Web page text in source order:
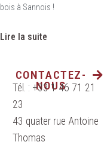
bois à Sannois !
Lire la suite
CONTACTEZ-
NOUS
Tél. : +33 1 46 71 21
23
43 quater rue Antoine
Thomas